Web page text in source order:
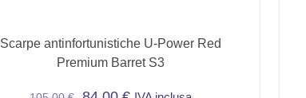
Scarpe antinfortunistiche U-Power Red
Premium Barret S3